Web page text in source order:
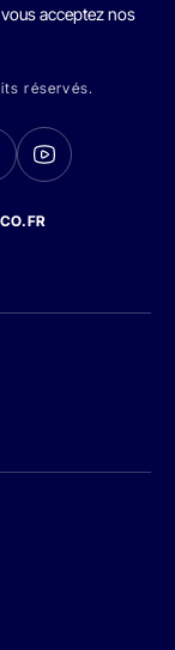
acceptez nos
réservés.